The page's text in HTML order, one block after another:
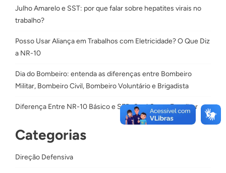
Julho Amarelo e SST: por que falar sobre hepatites virais no
trabalho?
Posso Usar Aliança em Trabalhos com Eletricidade? O Que Diz
a NR-10
Dia do Bombeiro: entenda as diferenças entre Bombeiro
Militar, Bombeiro Civil, Bombeiro Voluntário e Brigadista
Diferença Entre NR-10 Básico e SEP: Qual Curso Escolher
Categorias
Direção Defensiva